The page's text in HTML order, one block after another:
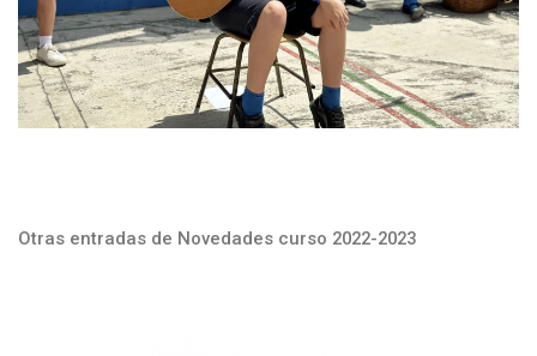
Otras entradas de Novedades curso 2022-2023